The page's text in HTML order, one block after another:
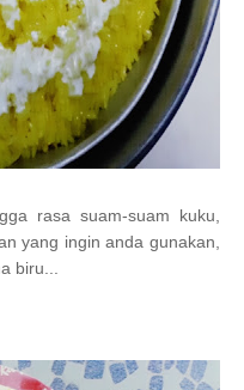
rasa suam-suam kuku,
yang ingin anda gunakan,
biru...